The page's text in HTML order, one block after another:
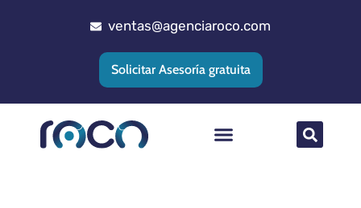
ventas@agenciaroco.com
Solicitar Asesoría gratuita